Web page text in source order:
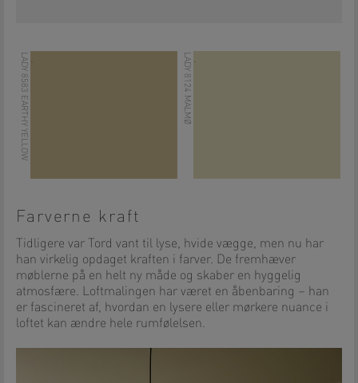
LADY 8583 EARTHY YELLOW . LADY 8124 MALMØ .
Farverne kraft
Tidligere var Tord vant til lyse, hvide vægge, men nu har
han virkelig opdaget kraften i farver. De fremhæver
møblerne på en helt ny måde og skaber en hyggelig
atmosfære. Loftmalingen har været en åbenbaring – han
er fascineret af, hvordan en lysere eller mørkere nuance i
loftet kan ændre hele rumfølelsen.